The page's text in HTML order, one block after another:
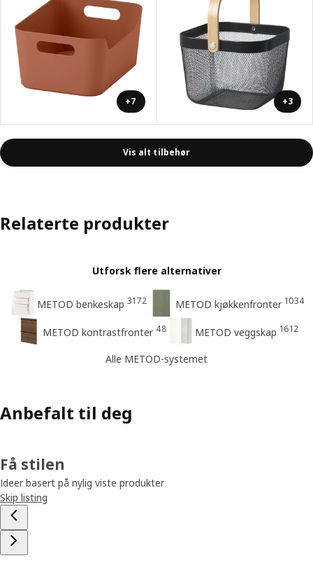
+7 +3
Vis alt tilbehør
Relaterte produkter
Utforsk flere alternativer
METOD benkeskap 3172 METOD kjøkkenfronter 1034
METOD kontrastfronter 48 METOD veggskap 1612
Alle METOD-systemet
Anbefalt til deg
Få stilen
Ideer basert på nylig viste produkter
Skip listing